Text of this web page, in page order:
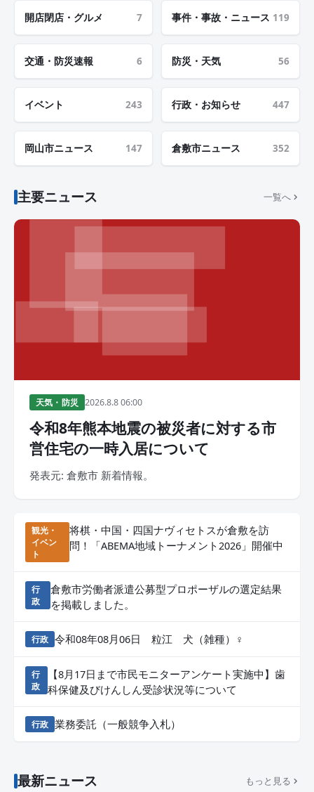
開店閉店・グルメ 7 事件・事故・ニュース 119
交通・防災速報 6 防災・天気 56
イベント 243 行政・お知らせ 447
岡山市ニュース 147 倉敷市ニュース 352
主要ニュース 一覧へ
天気・防災 2026.8.8 06:00
令和8年熊本地震の被災者に対する市
営住宅の一時入居について
発表元: 倉敷市 新着情報。
観光・
イベン
ト
将棋・中国・四国ナヴィセトスが倉敷を訪
問！「ABEMA地域トーナメント2026」開催中
行
政
倉敷市労働者派遣公募型プロポーザルの選定結果
を掲載しました。
行政 令和08年08月06日 粒江 犬（雑種）♀
行
政
【8月17日まで市民モニターアンケート実施中】歯
科保健及びけんしん受診状況等について
行政 業務委託（一般競争入札）
最新ニュース もっと見る